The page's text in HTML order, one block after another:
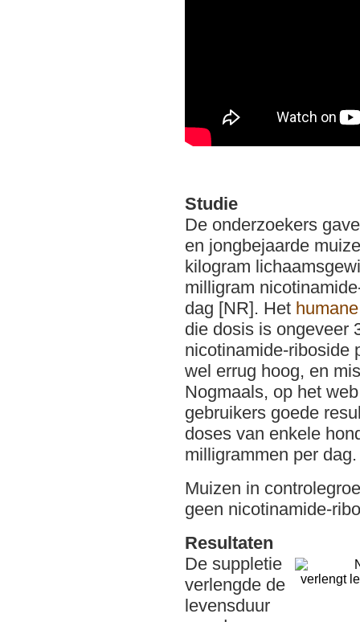
Studie
De onderzoekers
en jongbejaarde
kilogram
milligram
dag [NR]. Het
die dosis is ongeveer
nicotinamide-riboside
wel errug hoog, en
Nogmaals, op het
gebruikers goede
doses van enkele
milligrammen per dag.
Muizen in
geen nicotinamide-
Resultaten
De suppletie
verlengde de
levensduur